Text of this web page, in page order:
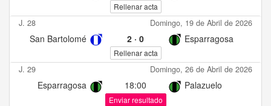
Rellenar acta
J. 28 Domingo, 19 de Abril de 2026
San Bartolomé 2· 0 Esparragosa
Rellenar acta
J. 29 Domingo, 26 de Abril de 2026
Esparragosa 18:00 Palazuelo
Enviar resultado